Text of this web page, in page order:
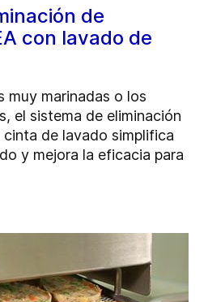
de
con lavado de
muy marinadas o los
el sistema de eliminación
de lavado simplifica
y mejora la eficacia para